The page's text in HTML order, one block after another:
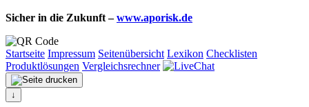
Sicher in die Zukunft –www.aporisk.de
Startseite Impressum Seitenübersicht Lexikon Checklisten
Produktlösungen Vergleichsrechner
↓